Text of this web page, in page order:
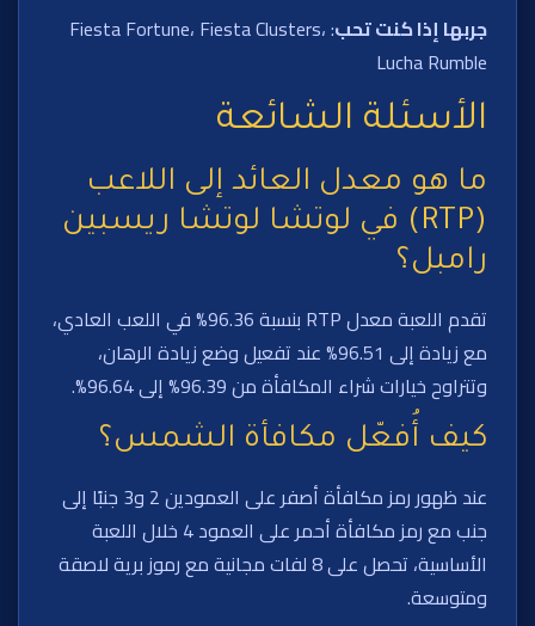
جربها إذا كنت تحب : Fiesta Fortune، Fiesta Clusters،
Lucha Rumble
الأسئلة الشائعة
ما هو معدل العائد إلى اللاعب
(RTP) في لوتشا لوتشا ريسبين
رامبل؟
تقدم اللعبة معدل RTP بنسبة 96.36% في اللعب العادي،
مع زيادة إلى 96.51% عند تفعيل وضع زيادة الرهان،
وتتراوح خيارات شراء المكافأة من 96.39% إلى 96.64%.
كيف أُفعّل مكافأة الشمس؟
عند ظهور رمز مكافأة أصفر على العمودين 2 و3 جنبًا إلى
جنب مع رمز مكافأة أحمر على العمود 4 خلال اللعبة
الأساسية، تحصل على 8 لفات مجانية مع رموز برية لاصقة
ومتوسعة.